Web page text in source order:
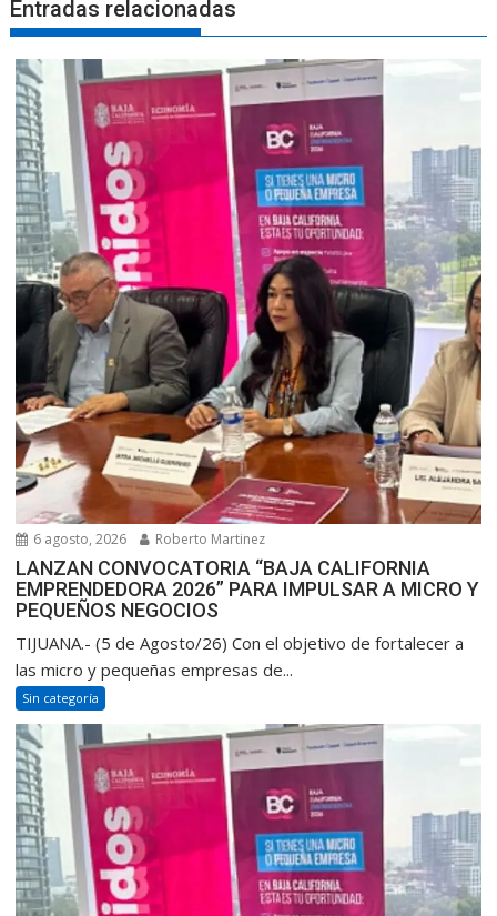
Entradas relacionadas
6 agosto, 2026 Roberto Martinez
LANZAN CONVOCATORIA “BAJA CALIFORNIA
EMPRENDEDORA 2026” PARA IMPULSAR A MICRO Y
PEQUEÑOS NEGOCIOS
TIJUANA.- (5 de Agosto/26) Con el objetivo de fortalecer a
las micro y pequeñas empresas de...
Sin categoría